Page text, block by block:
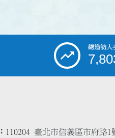
總造訪人
110204 臺北市信義區市府路1